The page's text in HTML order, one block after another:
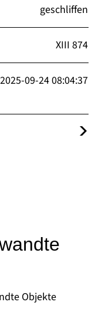
geschliffen
XIII 874
2025-09-24 08:04:37
Objekte